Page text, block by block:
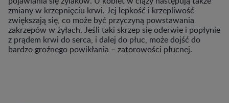
zmiany w krzepnięciu krwi. Jej lepkość i krzepliwość
zwiększają się, co może być przyczyną powstawania
zakrzepów w żyłach. Jeśli taki skrzep się oderwie i popłynie
z prądem krwi do serca, i dalej do płuc, może dojść do
bardzo groźnego powikłania – zatorowości płucnej.